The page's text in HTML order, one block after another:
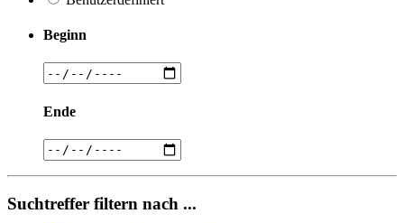
Beginn
Ende
Suchtreffer filtern nach ...